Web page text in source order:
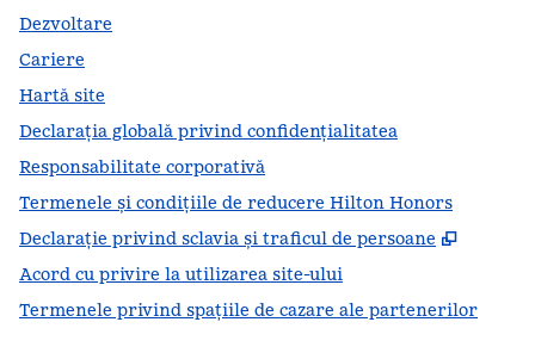
Dezvoltare
Cariere
Hartă site
Declarația globală privind confidenţialitatea
Responsabilitate corporativă
Termenele și condițiile de reducere Hilton Honors
Declarație privind sclavia și traficul de persoane
,
Acord cu privire la utilizarea site-ului
Termenele privind spațiile de cazare ale partenerilor